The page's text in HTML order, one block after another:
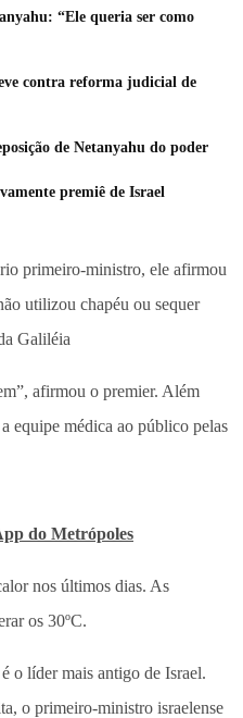
“Ele queria ser como
contra reforma judicial de
de Netanyahu do poder
premiê de Israel
primeiro-ministro, ele afirmou
utilizou chapéu ou sequer
Galiléia
afirmou o premier. Além
equipe médica ao público pelas
do Metrópoles
nos últimos dias. As
os 30ºC.
o líder mais antigo de Israel.
o primeiro-ministro israelense